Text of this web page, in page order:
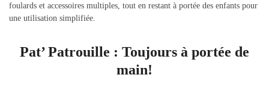
foulards et accessoires multiples, tout en restant à portée des enfants pour
une utilisation simplifiée.
Pat’ Patrouille : Toujours à portée de
main!